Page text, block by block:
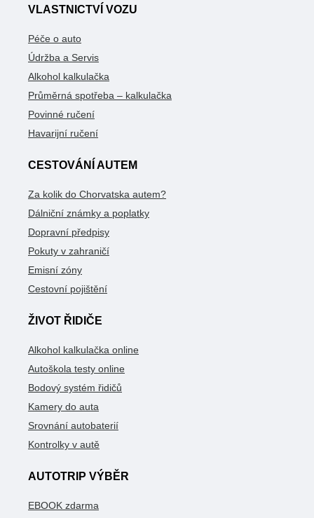
VLASTNICTVÍ VOZU
Péče o auto
Údržba a Servis
Alkohol kalkulačka
Průměrná spotřeba – kalkulačka
Povinné ručení
Havarijní ručení
CESTOVÁNÍ AUTEM
Za kolik do Chorvatska autem?
Dálniční známky a poplatky
Dopravní předpisy
Pokuty v zahraničí
Emisní zóny
Cestovní pojištění
ŽIVOT ŘIDIČE
Alkohol kalkulačka online
Autoškola testy online
Bodový systém řidičů
Kamery do auta
Srovnání autobaterií
Kontrolky v autě
AUTOTRIP VÝBĚR
EBOOK zdarma